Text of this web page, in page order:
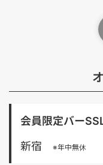
■【勤務地】フル
用した不動産DX
ル（LLM等）の検
技術スタック ・
CDKTF ・AI関連
か ・ツール：
Webサービス構築
会員限定バー
新宿
※年中無休